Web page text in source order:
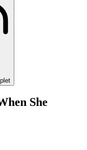
She